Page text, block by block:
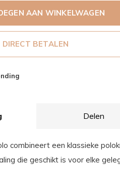
AAN WINKELWAGEN
DIRECT BETALEN
Delen
combineert een klassieke
die geschikt is voor elke